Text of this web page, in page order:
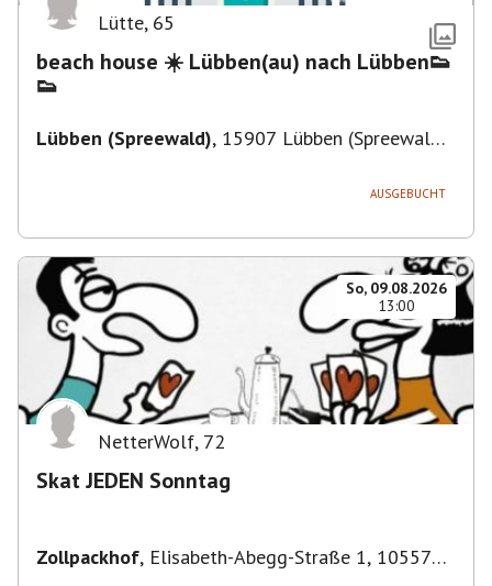
Lütte, 65
beach house ☀️ Lübben(au) nach Lübben👟
👟
Lübben (Spreewald), 15907 Lübben (Spreewald),
AUSGEBUCHT
So, 09.08.2026
13:00
NetterWolf, 72
Skat JEDEN Sonntag
Zollpackhof, Elisabeth-Abegg-Straße 1, 10557